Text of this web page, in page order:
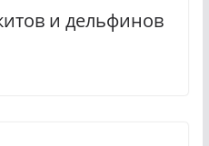
и дельфинов